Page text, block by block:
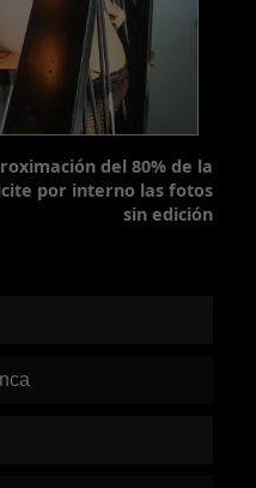
del 80% de la
por interno las fotos
sin edición